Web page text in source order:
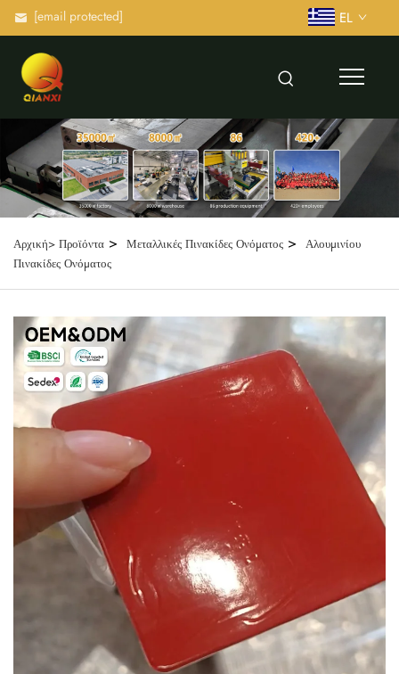
[email protected] EL
Αρχική> Προϊόντα > Μεταλλικές Πινακίδες Ονόματος > Αλουμινίου
Πινακίδες Ονόματος